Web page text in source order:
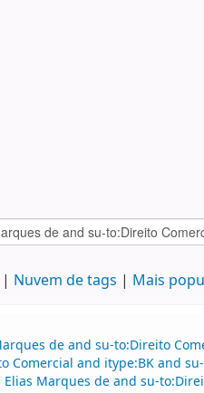
Nuvem de tags Mais
de and su-to:Direito
Comercial and itype:BK and
Elias Marques de and su-